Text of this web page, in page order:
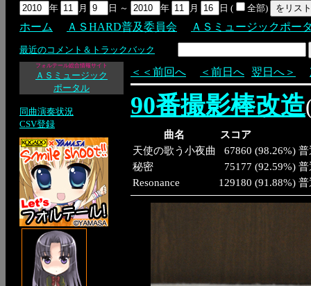
年
月 日 ～ 年 月 日 ( 全部)
ホーム ＡＳHARD普及委員会 ＡＳミュージックポー
最近のコメント＆トラックバック
フォルテール総合情報サイト
ＡＳミュージック
ポータル
同曲演奏状況
CSV登録
＜＜前回へ ＜前日へ 翌日へ＞
90番撮影棒改造
曲名
スコア
天使の歌う小夜曲
67860 (98.26%) 普
秘密
75177 (92.59%) 普
Resonance
129180 (91.88%) 普